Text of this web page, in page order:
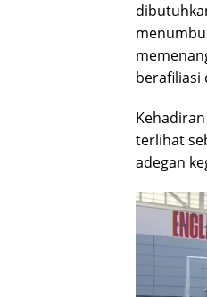
berafiliasi
terlihat
adegan